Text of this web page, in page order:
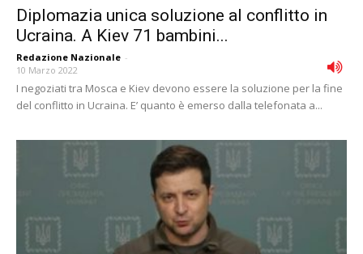
Diplomazia unica soluzione al conflitto in
Ucraina. A Kiev 71 bambini...
Redazione Nazionale -
10 Marzo 2022
I negoziati tra Mosca e Kiev devono essere la soluzione per la fine
del conflitto in Ucraina. E’ quanto è emerso dalla telefonata a...